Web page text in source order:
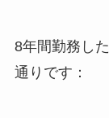
8年間勤務し
通りです：